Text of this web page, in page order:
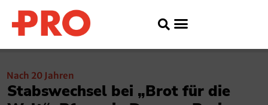
Nach 20 Jahren
Stabswechsel bei „Brot für die